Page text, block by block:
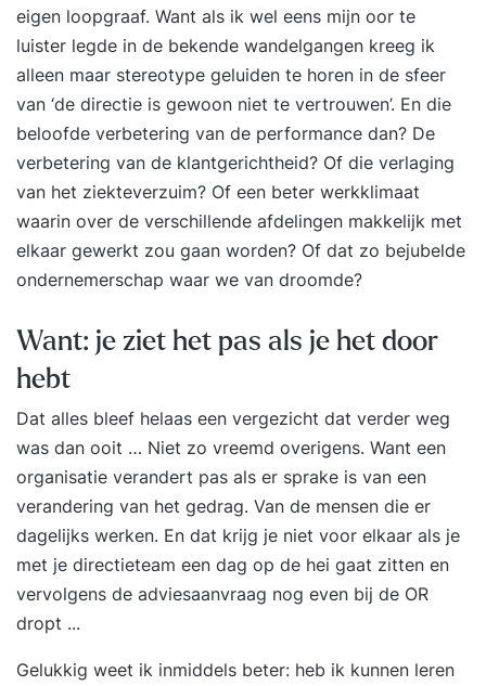
eigen loopgraaf. Want als ik wel eens mijn oor te
luister legde in de bekende wandelgangen kreeg ik
alleen maar stereotype geluiden te horen in de sfeer
van ‘de directie is gewoon niet te vertrouwen’. En die
beloofde verbetering van de performance dan? De
verbetering van de klantgerichtheid? Of die verlaging
van het ziekteverzuim? Of een beter werkklimaat
waarin over de verschillende afdelingen makkelijk met
elkaar gewerkt zou gaan worden? Of dat zo bejubelde
ondernemerschap waar we van droomde?
Want: je ziet het pas als je het door
hebt
Dat alles bleef helaas een vergezicht dat verder weg
was dan ooit … Niet zo vreemd overigens. Want een
organisatie verandert pas als er sprake is van een
verandering van het gedrag. Van de mensen die er
dagelijks werken. En dat krijg je niet voor elkaar als je
met je directieteam een dag op de hei gaat zitten en
vervolgens de adviesaanvraag nog even bij de OR
dropt ...
Gelukkig weet ik inmiddels beter: heb ik kunnen leren